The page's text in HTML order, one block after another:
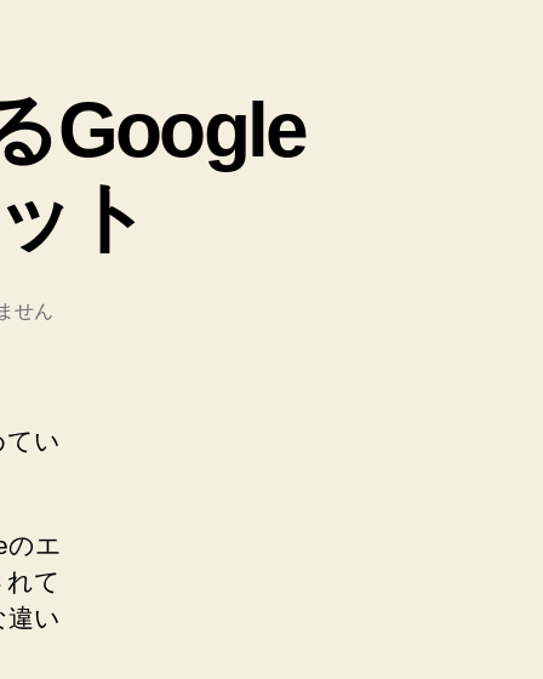
Google
ト
せん
てい
のエ
て
違い